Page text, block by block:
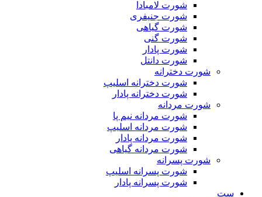
شورت لامبادا
شورت جنیفری
شورت گیاهی
شورت گنی
شورت پادار
شورت دانتل
شورت دخترانه
شورت دخترانه اسلیپ
شورت دخترانه پادار
شورت مردانه
شورت مردانه نیم پا
شورت مردانه اسلیپ
شورت مردانه پادار
شورت مردانه گیاهی
شورت پسرانه
شورت پسرانه اسلیپ
شورت پسرانه پادار
ست